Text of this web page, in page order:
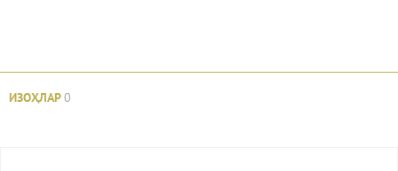
ИЗОҲЛАР0